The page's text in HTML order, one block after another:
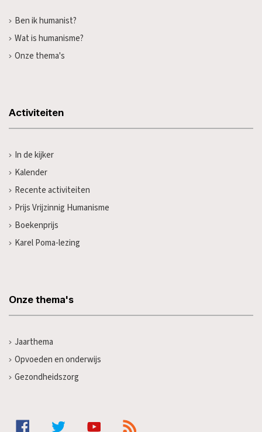
Ben ik humanist?
Wat is humanisme?
Onze thema's
Activiteiten
In de kijker
Kalender
Recente activiteiten
Prijs Vrijzinnig Humanisme
Boekenprijs
Karel Poma-lezing
Onze thema's
Jaarthema
Opvoeden en onderwijs
Gezondheidszorg